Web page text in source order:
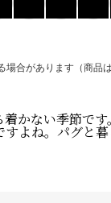
合があります（商品
かない季節で
よね。パグと